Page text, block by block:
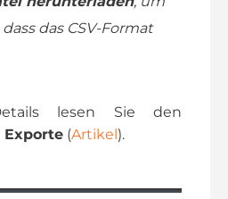
das CSV-Format
lesen Sie den
Exporte (Artikel).